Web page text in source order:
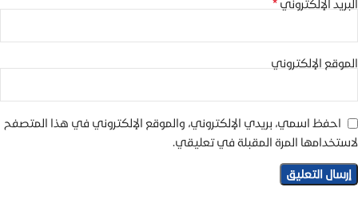
البريد الإلكتروني
الموقع الإلكتروني
احفظ اسمي، بريدي الإلكتروني، والموقع الإلكتروني في هذا المتصفح
لاستخدامها المرة المقبلة في تعليقي.